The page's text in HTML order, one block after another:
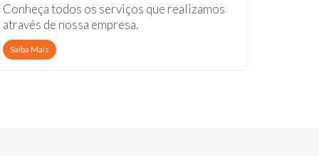
Conheça todos os serviços que realizamos
através de nossa empresa.
Saiba Mais